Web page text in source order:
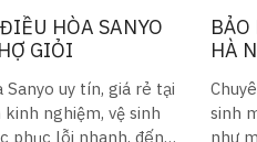
HÒA SANYO
GIỎI
Sanyo uy tín, giá rẻ tại
nghiệm, vệ sinh
phục lỗi nhanh, đến
HÀ
sinh
như